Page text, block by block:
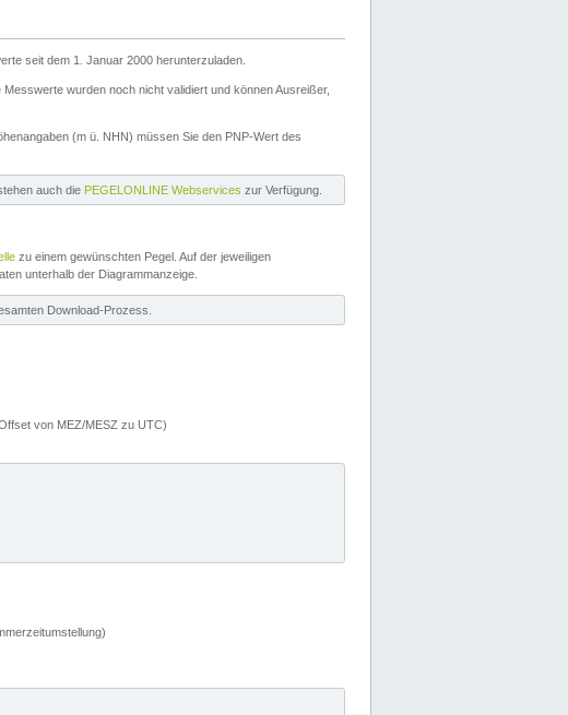
seit dem 1. Januar 2000 herunterzuladen.
Messwerte wurden noch nicht validiert und können Ausreißer,
(m ü. NHN) müssen Sie den PNP-Wert des
auch die PEGELONLINE Webservices zur Verfügung.
zu einem gewünschten Pegel. Auf der jeweiligen
unterhalb der Diagrammanzeige.
Download-Prozess.
von MEZ/MESZ zu UTC)